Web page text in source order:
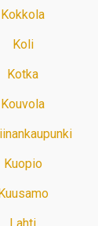
Kokkola
Koli
Kotka
Kouvola
Kuopio
Lahti